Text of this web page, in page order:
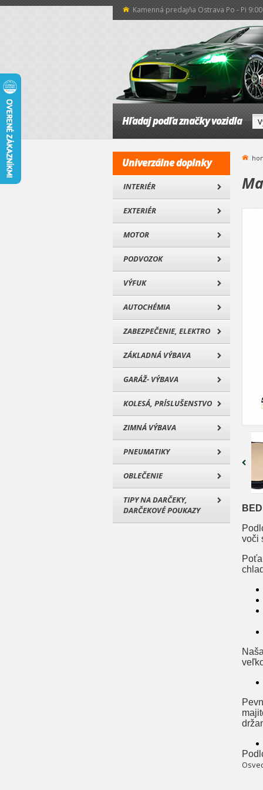
Kamenná predajňa Ostrava Po - Pi
Hľadaj podľa značky vozidla
Univerzálne doplnky
INTERIÉR
EXTERIÉR
MOTOR
PODVOZOK
VÝFUK
AUTOCHÉMIA
ZABEZPEČENIE, ELEKTRO
ZÁKLADNÁ VÝBAVA
GARÁŽ- VÝBAVA
KOLESÁ, PRÍSLUŠENSTVO
ZIMNÁ VÝBAVA
PNEUMATIKY
OBLEČENIE
TIPY NA DARČEKY,
DARČEKOVÉ POUKAZY
voči